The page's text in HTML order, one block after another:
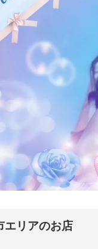
エリアのお店